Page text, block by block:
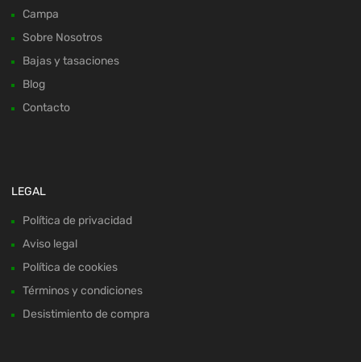
Campa
Sobre Nosotros
Bajas y tasaciones
Blog
Contacto
LEGAL
Política de privacidad
Aviso legal
Política de cookies
Términos y condiciones
Desistimiento de compra